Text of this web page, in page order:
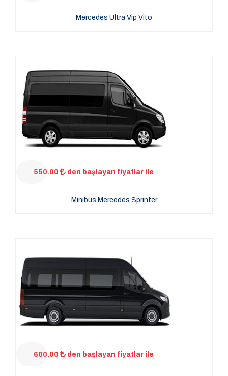
Mercedes Ultra Vip Vito
550.00 den başlayan fiyatlar ile
Minibüs Mercedes Sprinter
600.00 den başlayan fiyatlar ile